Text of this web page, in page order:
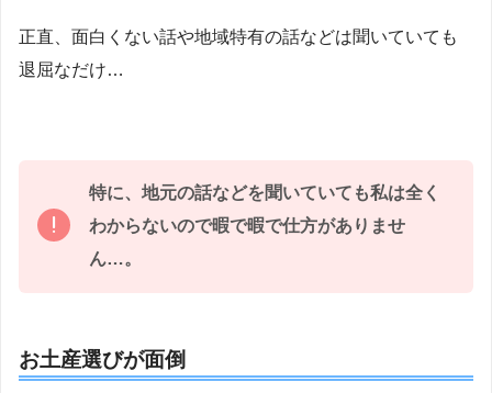
正直、面白くない話や地域特有の話などは聞いていても
退屈なだけ…
特に、地元の話などを聞いていても私は全く
わからないので暇で暇で仕方がありませ
ん…。
お土産選びが面倒